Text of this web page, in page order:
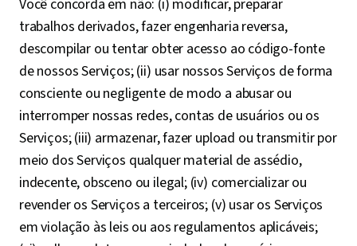
Você concorda em não: (i) modificar, preparar
trabalhos derivados, fazer engenharia reversa,
descompilar ou tentar obter acesso ao código-fonte
de nossos Serviços; (ii) usar nossos Serviços de forma
consciente ou negligente de modo a abusar ou
interromper nossas redes, contas de usuários ou os
Serviços; (iii) armazenar, fazer upload ou transmitir por
meio dos Serviços qualquer material de assédio,
indecente, obsceno ou ilegal; (iv) comercializar ou
revender os Serviços a terceiros; (v) usar os Serviços
em violação às leis ou aos regulamentos aplicáveis;